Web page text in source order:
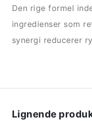
Den rige formel
ingredienser som
synergi reducerer
Lignende